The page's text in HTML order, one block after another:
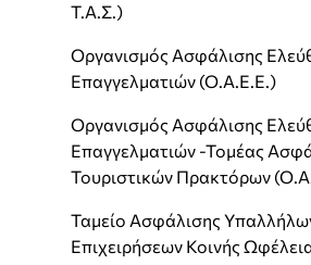
Τ.Α.Σ.)
Οργανισμός Ασφάλισης
Επαγγελματιών (Ο.Α.Ε.Ε.)
Οργανισμός Ασφάλισης
Επαγγελματιών -Τομέας
Τουριστικών Πρακτόρων
Ταμείο Ασφάλισης
Επιχειρήσεων Κοινής